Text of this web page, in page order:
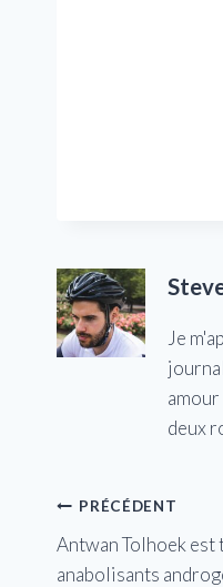
Je
deux
Navigation
de
PRÉCÉDENT
Antwan Tolhoek
anabolisants